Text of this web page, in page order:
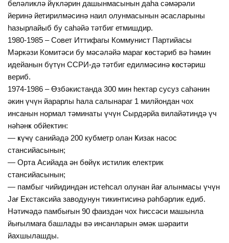
беләликлә йүкләрин дашынмасынын даһа сәмәрәли
йеринә йетирилмәсинә наил олунмасынын әсасларыны
һазырлайыб бу саһәйә тәтбиг етмишдир.
1980-1985 – Совет Иттифагы Коммунист Партийасы
Мәркәзи Комитәси бу мәсәләйә мараг ҝөстәриб вә һәмин
идейанын бүтүн ССРИ-дә тәтбиг едилмәсинә ҝөстәриш
вериб.
1974-1986 – Өзбәкистанда 300 мин һектар сусуз саһәнин
әкин үчүн йарарлы һала салынараг 1 милйондан чох
инсанын нормал тәминаты үчүн Сырдәрйа вилайәтиндә үч
нәһәнҝ обйектин:
— ҝүҹү санийәдә 200 кубметр олан Ҝизак насос
стансийасынын;
— Орта Асийада ән бөйүк истилик електрик
стансийасынын;
— памбыг чийидиндән истеһсал олунан йағ алынмасы үчүн
Јағ Екстаксийа заводунун тикинтисинә рәһбәрлик едиб.
Нәтиҹәдә памбығын 90 фаиздән чох һиссәси машынла
йығылмаға башлады вә инсанларын әмәк шәраити
йахшылашды.